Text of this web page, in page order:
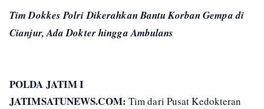
Tim Dokkes Polri Dikerahkan Bantu Korban Gempa di
Cianjur, Ada Dokter hingga Ambulans
POLDA JATIM I
JATIMSATUNEWS.COM: Tim dari Pusat Kedokteran